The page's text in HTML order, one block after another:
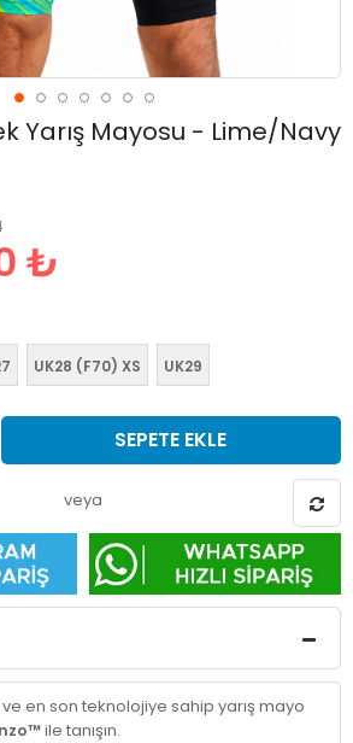
Yarış Mayosu - Lime/Navy
₺
UK28 (F70) XS UK29
SEPETE EKLE
veya
en son teknolojiye sahip yarış mayo
ile tanışın.